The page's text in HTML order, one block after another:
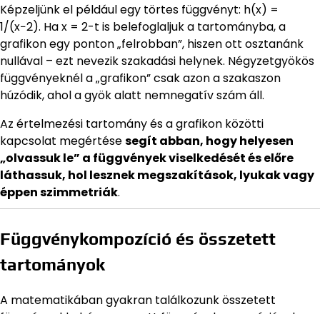
Képzeljünk el például egy törtes függvényt: h(x) =
1/(x−2). Ha x = 2-t is belefoglaljuk a tartományba, a
grafikon egy ponton „felrobban”, hiszen ott osztanánk
nullával – ezt nevezik szakadási helynek. Négyzetgyökös
függvényeknél a „grafikon” csak azon a szakaszon
húzódik, ahol a gyök alatt nemnegatív szám áll.
Az értelmezési tartomány és a grafikon közötti
kapcsolat megértésesegít abban, hogy helyesen
„olvassuk le” a függvények viselkedését és előre
láthassuk, hol lesznek megszakítások, lyukak vagy
éppen szimmetriák.
Függvénykompozíció és összetett
tartományok
A matematikában gyakran találkozunk összetett